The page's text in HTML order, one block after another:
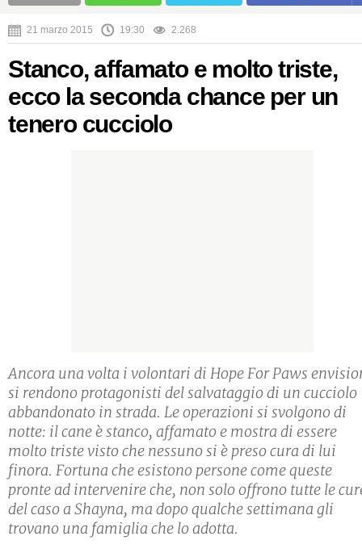
21 marzo 2015 19:30 2.268
Stanco, affamato e molto triste,
ecco la seconda chance per un
tenero cucciolo
Ancora una volta i volontari di Hope For Paws
si rendono protagonisti del salvataggio di un cucciolo
abbandonato in strada. Le operazioni si svolgono di
notte: il cane è stanco, affamato e mostra di essere
molto triste visto che nessuno si è preso cura di lui
finora. Fortuna che esistono persone come queste
pronte ad intervenire che, non solo offrono tutte le
del caso a Shayna, ma dopo qualche settimana gli
trovano una famiglia che lo adotta.